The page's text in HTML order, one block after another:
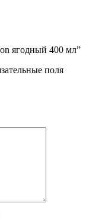
ягодный 400 мл”
поля